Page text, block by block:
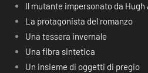
Il mutante impersonato da
La protagonista del romanzo
Una tessera invernale
Una fibra sintetica
Un insieme di oggetti di pregio